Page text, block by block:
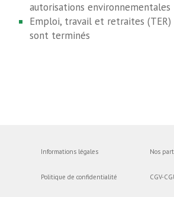
autorisations environnementales
Emploi, travail et retraites (TER)
sont terminés
Informations légales
Politique de confidentialité
Nos
CGV-